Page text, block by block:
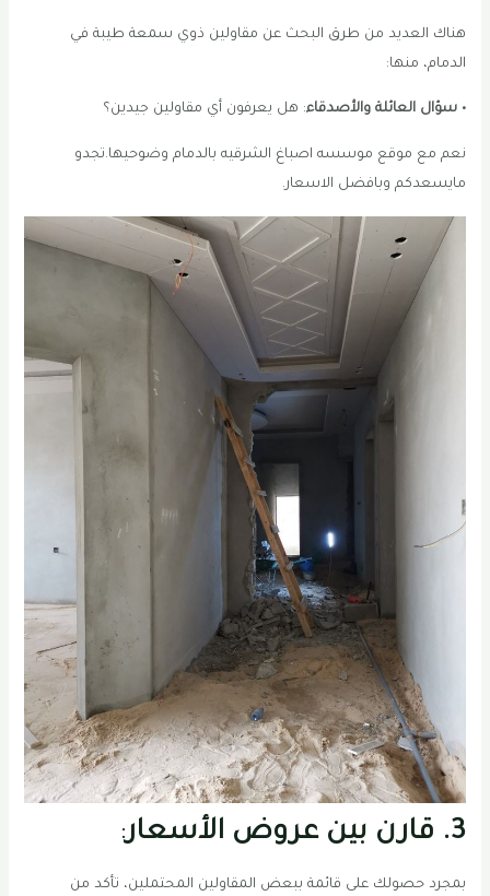
هناك العديد من طرق البحث عن مقاولين ذوي سمعة طيبة في
الدمام، منها:
• سؤال العائلة والأصدقاء: هل يعرفون أي مقاولين جيدين؟
نعم مع موقع موسسه اصباغ الشرقيه بالدمام وضوحيها.تجدو
مايسعدكم وبافضل الاسعار.
3. قارن بين عروض الأسعار :
بمجرد حصولك على قائمة ببعض المقاولين المحتملين، تأكد من